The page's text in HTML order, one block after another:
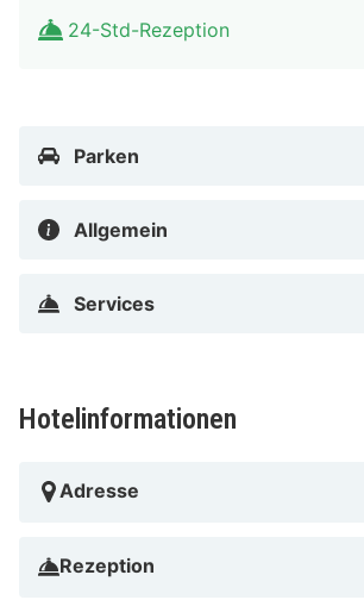
24-Std-Rezeption
Parken
Allgemein
Services
Hotelinformationen
Adresse
Rezeption